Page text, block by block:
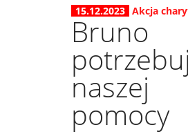
15.12.2023 Akcja
Bruno
naszej
pomocy